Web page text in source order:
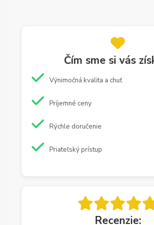
Čím sme si vás
Výnimočná kvalita a chuť
Príjemné ceny
Rýchle doručenie
Priateľský prístup
Recenzie: